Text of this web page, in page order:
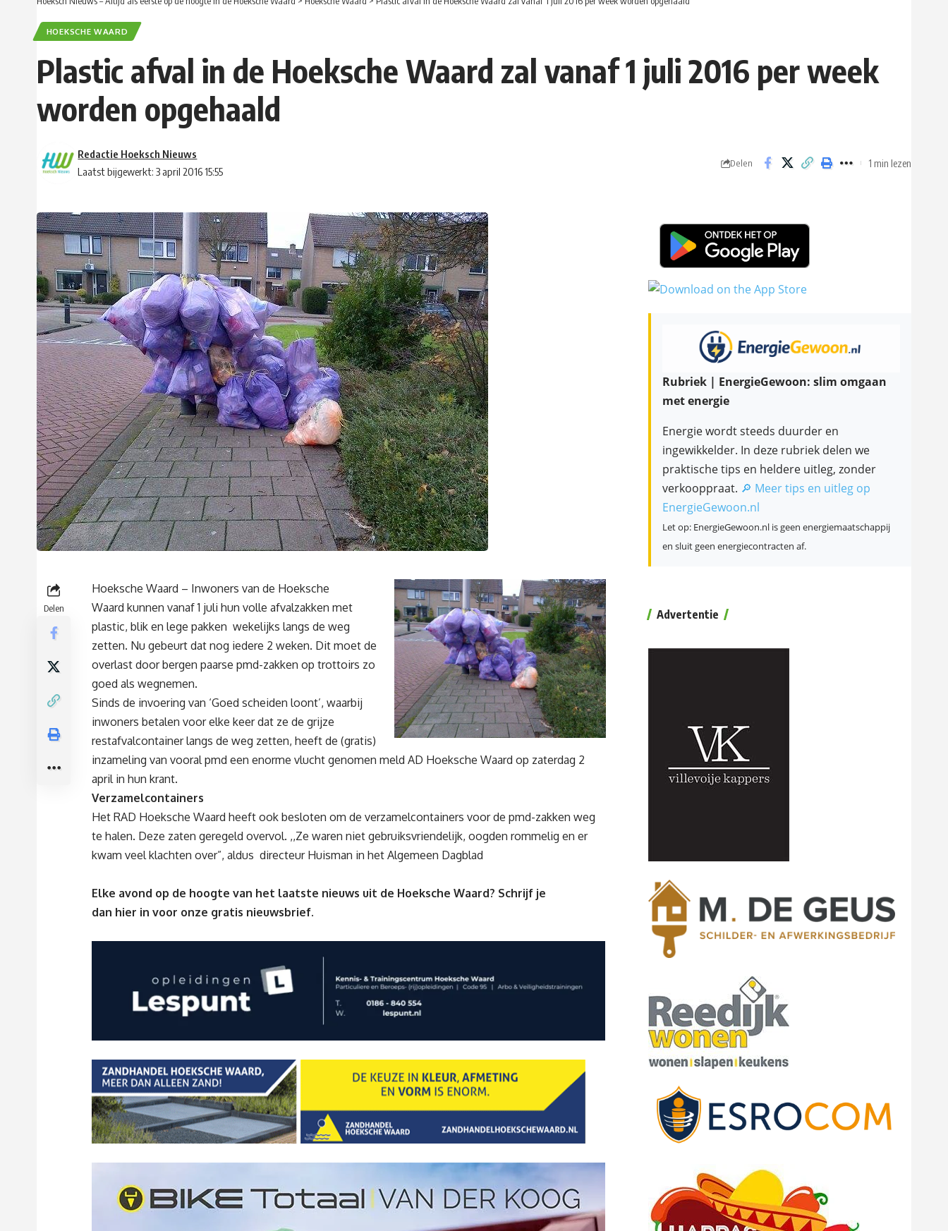
HOEKSCHE WAARD
Plastic afval in de Hoeksche Waard zal vanaf 1 juli 2016 per week
worden opgehaald
Laatst bijgewerkt: 3 april 2016 15:55
Redactie Hoeksch Nieuws
Delen 1 min lezen
Delen
Hoeksche Waard – Inwoners van de Hoeksche
Waard kunnen vanaf 1 juli hun volle afvalzakken met
plastic, blik en lege pakken wekelijks langs de weg
zetten. Nu gebeurt dat nog iedere 2 weken. Dit moet de
overlast door bergen paarse pmd-zakken op trottoirs zo
goed als wegnemen.
Sinds de invoering van ‘Goed scheiden loont’, waarbij
inwoners betalen voor elke keer dat ze de grijze
restafvalcontainer langs de weg zetten, heeft de (gratis)
inzameling van vooral pmd een enorme vlucht genomen meld AD Hoeksche Waard op zaterdag 2
april in hun krant.
Verzamelcontainers
Het RAD Hoeksche Waard heeft ook besloten om de verzamelcontainers voor de pmd-zakken weg
te halen. Deze zaten geregeld overvol. ,,Ze waren niet gebruiksvriendelijk, oogden rommelig en er
kwam veel klachten over”, aldus directeur Huisman in het Algemeen Dagblad
Elke avond op de hoogte van het laatste nieuws uit de Hoeksche Waard? Schrijf je
dan hier in voor onze gratis nieuwsbrief.
Rubriek | EnergieGewoon: slim omgaan
met energie
Energie wordt steeds duurder en
ingewikkelder. In deze rubriek delen we
praktische tips en heldere uitleg, zonder
verkooppraat. 🔎 Meer tips en uitleg op
EnergieGewoon.nl
Let op: EnergieGewoon.nl is geen energiemaatschappij
en sluit geen energiecontracten af.
Advertentie